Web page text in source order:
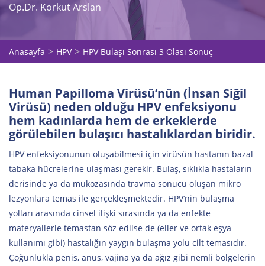
Op.Dr. Korkut Arslan
Anasayfa HPV HPV Bulaşı Sonrası 3 Olası Sonuç
Human Papilloma Virüsü’nün (İnsan Siğil
Virüsü) neden olduğu HPV enfeksiyonu
hem kadınlarda hem de erkeklerde
görülebilen bulaşıcı hastalıklardan biridir.
HPV enfeksiyonunun oluşabilmesi için virüsün hastanın bazal
tabaka hücrelerine ulaşması gerekir. Bulaş, sıklıkla hastaların
derisinde ya da mukozasında travma sonucu oluşan mikro
lezyonlara temas ile gerçekleşmektedir. HPV’nin bulaşma
yolları arasında cinsel ilişki sırasında ya da enfekte
materyallerle temastan söz edilse de (eller ve ortak eşya
kullanımı gibi) hastalığın yaygın bulaşma yolu cilt temasıdır.
Çoğunlukla penis, anüs, vajina ya da ağız gibi nemli bölgelerin